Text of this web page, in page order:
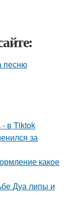
песню
- в Tiktok
за
какoе
Дуа липы и